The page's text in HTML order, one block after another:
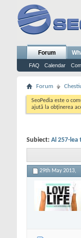
Forum
FAQ Calendar
Forum
SeoPedia este o
ajută la obținerea
Subiect: Al 257-
29th May 2013,